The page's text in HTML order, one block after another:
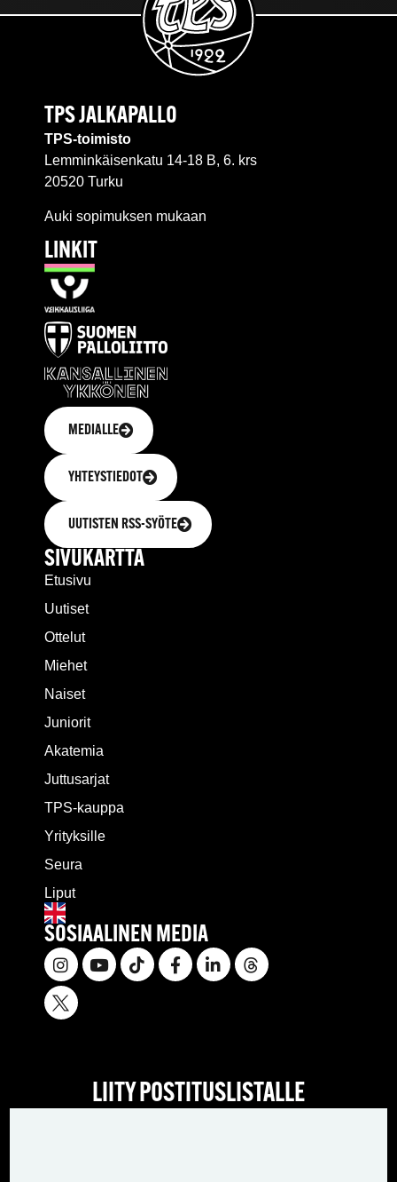
TPS JALKAPALLO
TPS-toimisto
Lemminkäisenkatu 14-18 B, 6. krs
20520 Turku
Auki sopimuksen mukaan
LINKIT
MEDIALLE
YHTEYSTIEDOT
UUTISTEN RSS-SYÖTE
SIVUKARTTA
Etusivu
Uutiset
Ottelut
Miehet
Naiset
Juniorit
Akatemia
Juttusarjat
TPS-kauppa
Yrityksille
Seura
Liput
SOSIAALINEN MEDIA
LIITY POSTITUSLISTALLE